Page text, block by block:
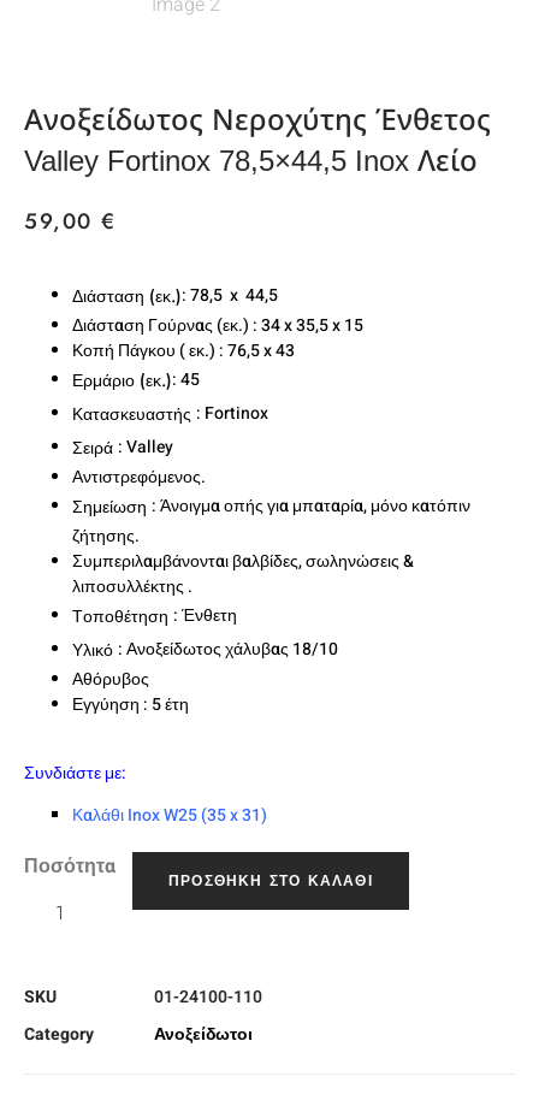
Ανοξείδωτος Νεροχύτης Ένθετος
Valley Fortinox 78,5×44,5 Inox Λείο
59,00 €
Διάσταση (εκ.): 78,5 x 44,5
Διάσταση Γούρνας (εκ.) : 34 x 35,5 x 15
Κοπή Πάγκου ( εκ.) : 76,5 x 43
Ερμάριο (εκ.): 45
Κατασκευαστής : Fortinox
Σειρά : Valley
Αντιστρεφόμενος.
Σημείωση : Άνοιγμα οπής για μπαταρία, μόνο κατόπιν
ζήτησης.
Συμπεριλαμβάνονται βαλβίδες, σωληνώσεις &
λιποσυλλέκτης .
Τοποθέτηση : Ένθετη
Υλικό : Ανοξείδωτος χάλυβας 18/10
Αθόρυβος
Εγγύηση : 5 έτη
Συνδιάστε με:
Καλάθι Inox W25 (35 x 31)
Ποσότητα ΠΡΟΣΘΉΚΗ ΣΤΟ ΚΑΛΆΘΙ
SKU
01-24100-110
Category
Ανοξείδωτοι